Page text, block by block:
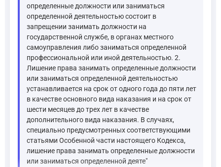
определенные должности или заниматься
определенной деятельностью состоит в
запрещении занимать должности на
государственной службе, в органах местного
самоуправления либо заниматься определенной
профессиональной или иной деятельностью. 2.
Лишение права занимать определенные должности
или заниматься определенной деятельностью
устанавливается на срок от одного года до пяти лет
в качестве основного вида наказания и на срок от
шести месяцев до трех лет в качестве
дополнительного вида наказания. В случаях,
специально предусмотренных соответствующими
статьями Особенной части настоящего Кодекса,
лишение права занимать определенные должности
или заниматься определенной деяте"